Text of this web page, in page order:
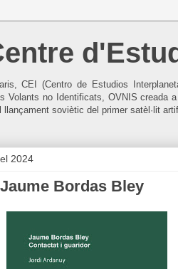
CEI (Centro de Estudios
Volants no Identificats, OVNIS creada
llançament soviètic del primer satèl·lit
2024
Bordas Bley